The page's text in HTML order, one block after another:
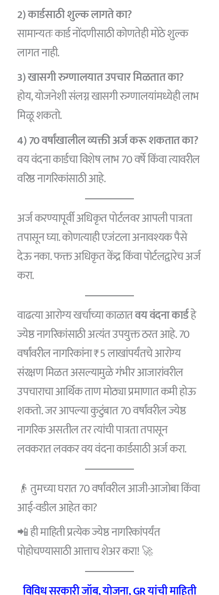
2) कार्डसाठी शुल्क लागते का?
सामान्यतः कार्ड नोंदणीसाठी कोणतेही मोठे शुल्क
लागत नाही.
3) खासगी रुग्णालयात उपचार मिळतात का?
होय, योजनेशी संलग्न खासगी रुग्णालयांमध्येही लाभ
मिळू शकतो.
4) 70 वर्षांखालील व्यक्ती अर्ज करू शकतात का?
वय वंदना कार्डचा विशेष लाभ 70 वर्षे किंवा त्यावरील
वरिष्ठ नागरिकांसाठी आहे.
अर्ज करण्यापूर्वी अधिकृत पोर्टलवर आपली पात्रता
तपासून घ्या. कोणत्याही एजंटला अनावश्यक पैसे
देऊ नका. फक्त अधिकृत केंद्र किंवा पोर्टलद्वारेच अर्ज
करा.
वाढत्या आरोग्य खर्चाच्या काळातवय वंदना कार्डहे
ज्येष्ठ नागरिकांसाठी अत्यंत उपयुक्त ठरत आहे. 70
वर्षांवरील नागरिकांना ₹5 लाखांपर्यंतचे आरोग्य
संरक्षण मिळत असल्यामुळे गंभीर आजारांवरील
उपचाराचा आर्थिक ताण मोठ्या प्रमाणात कमी होऊ
शकतो. जर आपल्या कुटुंबात 70 वर्षांवरील ज्येष्ठ
नागरिक असतील तर त्यांची पात्रता तपासून
लवकरात लवकर वय वंदना कार्डसाठी अर्ज करा.
👴 तुमच्या घरात 70 वर्षांवरील आजी-आजोबा किंवा
आई-वडील आहेत का?
📲 ही माहिती प्रत्येक ज्येष्ठ नागरिकांपर्यंत
पोहोचण्यासाठी आत्ताच शेअर करा! 🚀
विविध सरकारी जॉब, योजना, GR यांची माहिती